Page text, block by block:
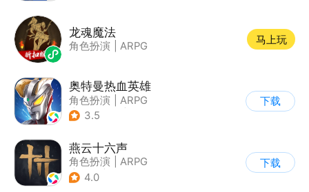
龙魂魔法
角色扮演 ARPG
马上玩
奥特曼热血英雄
角色扮演
ARPG
| 动漫改编
3.5
下载
燕云十六声
角色扮演
ARPG
| 武侠
4.0
下载